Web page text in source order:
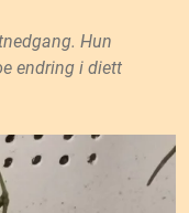
Hun
endring i diett